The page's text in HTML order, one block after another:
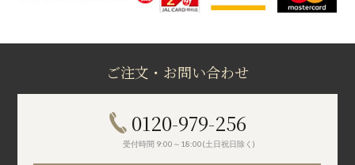
ご注文・お問い合わせ
0120-979-256
受付時間 9:00～18:00(土日祝日除く)